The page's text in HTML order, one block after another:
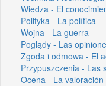
Wiedza - El
Polityka - La política
Wojna - La guerra
Poglądy - Las
Zgoda i odmowa - El
Przypuszczenia - Las
Ocena - La valoración